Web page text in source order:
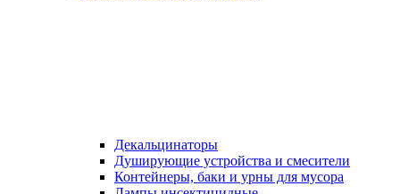
Декальцинаторы
Душирующие устройства и смесители
Контейнеры, баки и урны для мусора